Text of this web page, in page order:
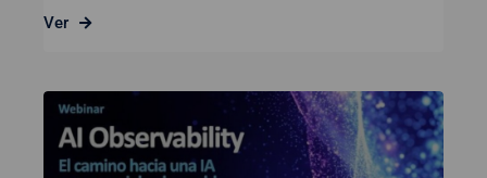
Ver